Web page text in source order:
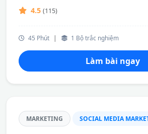
4.5 (115)
45 Phút | 1 Bộ trắc nghiệm
Làm bài ngay
MARKETING SOCIAL MEDIA